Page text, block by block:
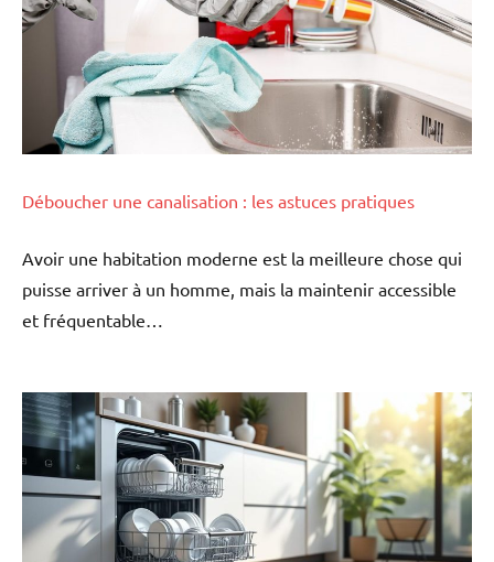
Déboucher une canalisation : les astuces pratiques
Avoir une habitation moderne est la meilleure chose qui
puisse arriver à un homme, mais la maintenir accessible
et fréquentable…